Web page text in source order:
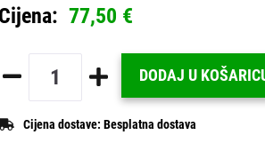
Cijena: 77,50 €
DODAJ U
Cijena dostave: Besplatna dostava